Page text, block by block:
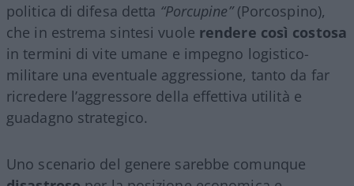
politica di difesa detta “Porcupine”(Porcospino),
che in estrema sintesi vuole rendere così costosa
in termini di vite umane e impegno logistico-
militare una eventuale aggressione, tanto da far
ricredere l’aggressore della effettiva utilità e
guadagno strategico.
Uno scenario del genere sarebbe comunque